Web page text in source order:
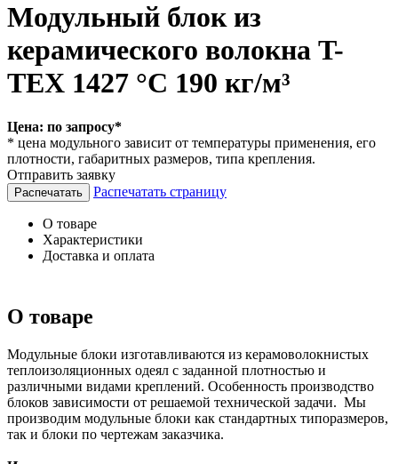
Модульный блок из
керамического волокна T-
TEX 1427 °С 190 кг/м³
Цена: по запросу*
* цена модульного зависит от температуры применения, его
плотности, габаритных размеров, типа крепления.
Отправить заявку
Распечатать страницу
О товаре
Характеристики
Доставка и оплата
О товаре
Модульные блоки изготавливаются из керамоволокнистых
теплоизоляционных одеял с заданной плотностью и
различными видами креплений. Особенность производство
блоков зависимости от решаемой технической задачи. Мы
производим модульные блоки как стандартных типоразмеров,
так и блоки по чертежам заказчика.